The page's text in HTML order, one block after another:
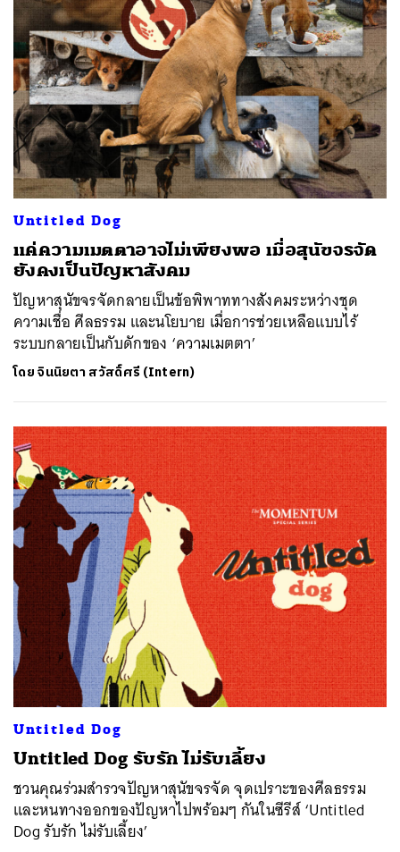
Untitled Dog
แค่ความเมตตาอาจไม่เพียงพอ เมื่อสุนัขจรจัด
ยังคงเป็นปัญหาสังคม
ปัญหาสุนัขจรจัดกลายเป็นข้อพิพาททางสังคมระหว่างชุด
ความเชื่อ ศีลธรรม และนโยบาย เมื่อการช่วยเหลือแบบไร้
ระบบกลายเป็นกับดักของ ‘ความเมตตา’
โดยจินนิยตา สวัสดิ์ศรี (Intern)
Untitled Dog
Untitled Dog รับรัก ไม่รับเลี้ยง
ชวนคุณร่วมสำรวจปัญหาสุนัขจรจัด จุดเปราะของศีลธรรม
และหนทางออกของปัญหาไปพร้อมๆ กันในซีรีส์ ‘Untitled
Dog รับรัก ไม่รับเลี้ยง’